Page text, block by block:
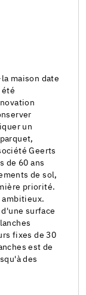
maison date
été
un
Geerts
de 60 ans
de sol,
priorité.
ambitieux.
surface
fixes de 30
est de
des